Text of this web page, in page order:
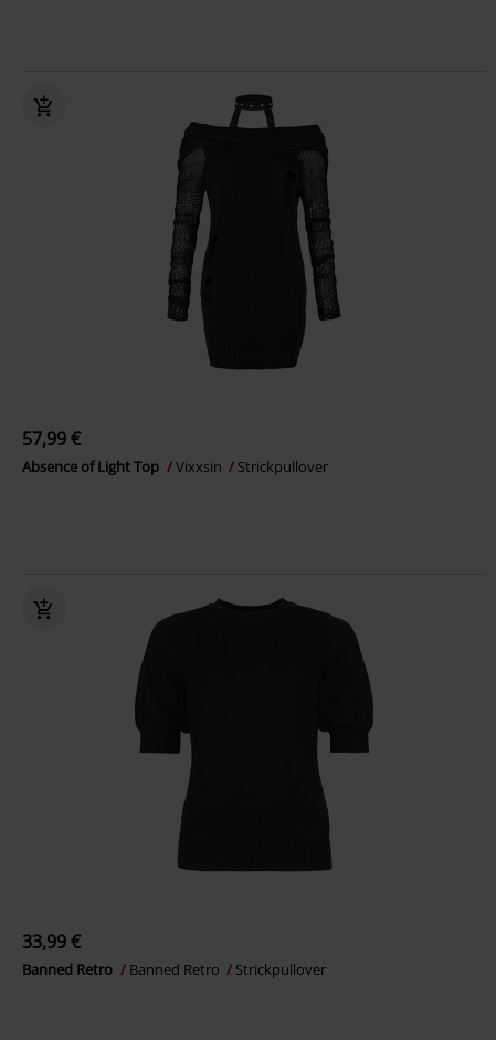
57,99 €
Absence of Light Top Vixxsin Strickpullover
33,99 €
Banned Retro Banned Retro Strickpullover